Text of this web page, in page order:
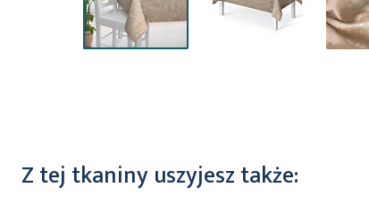
Z tej tkaniny uszyjesz także: